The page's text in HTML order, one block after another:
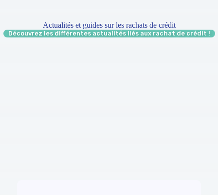
Actualités et guides sur les rachats de crédit
Découvrez les différentes actualités liés aux rachat de crédit !